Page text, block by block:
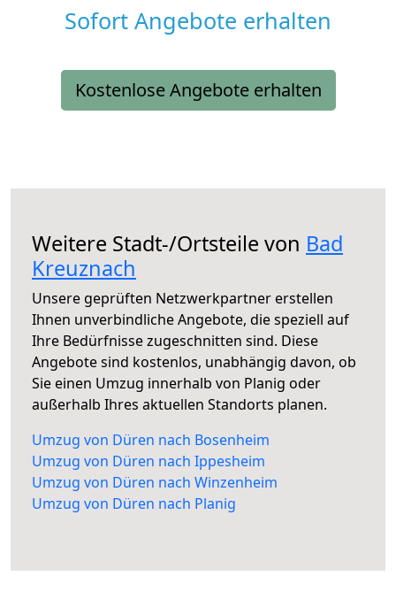
Sofort Angebote erhalten
Kostenlose Angebote erhalten
Weitere Stadt-/Ortsteile von Bad
Kreuznach
Unsere geprüften Netzwerkpartner erstellen
Ihnen unverbindliche Angebote, die speziell auf
Ihre Bedürfnisse zugeschnitten sind. Diese
Angebote sind kostenlos, unabhängig davon, ob
Sie einen Umzug innerhalb von Planig oder
außerhalb Ihres aktuellen Standorts planen.
Umzug von Düren nach Bosenheim
Umzug von Düren nach Ippesheim
Umzug von Düren nach Winzenheim
Umzug von Düren nach Planig